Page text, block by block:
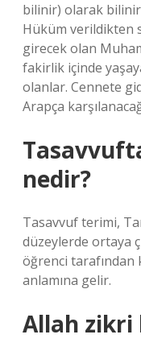
bilinir) olarak
Hüküm verildikten
girecek olan
fakirlik içinde
olanlar. Cennete
Arapça
nedir?
Tasavvuf terimi,
düzeylerde ortaya
öğrenci tarafından
anlamına gelir.
Allah zikri